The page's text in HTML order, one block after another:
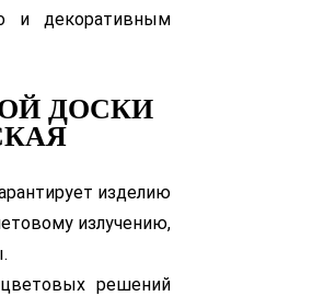
и декоративным
ДОСКИ
изделию
излучению,
решений